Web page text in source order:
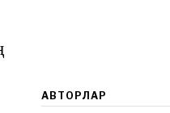
АВТОРЛАР